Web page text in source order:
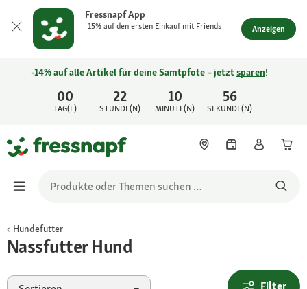
Fressnapf App
-15% auf den ersten Einkauf mit Friends Anzeigen
00
TAG(E)
22
STUNDE(N)
10
MINUTE(N)
56
SEKUNDE(N)
-14% auf alle Artikel für deine Samtpfote – jetztsparen!
Hundefutter
Nassfutter Hund
Filter